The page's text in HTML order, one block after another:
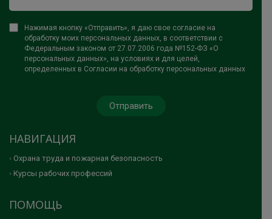
Нажимая кнопку «Отправить», я даю свое согласие на
обработку моих персональных данных, в соответствии с
Федеральным законом от 27.07.2006 года №152-ФЗ «О
персональных данных», на условиях и для целей,
определенных в Согласии на обработку персональных данных
НАВИГАЦИЯ
Охрана труда и пожарная безопасность
Курсы рабочих профессий
ПОМОЩЬ